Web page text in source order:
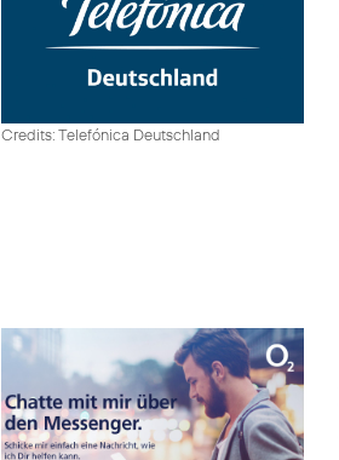
Credits: Telefónica Deutschland